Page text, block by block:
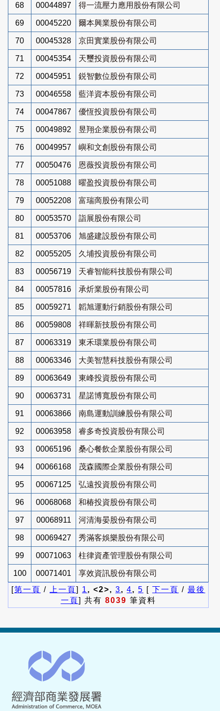
68 00044897 得一流壓力應用股份有限公司
69 00045220 爾本興業股份有限公司
70 00045328 京田實業股份有限公司
71 00045354 天璽投資股份有限公司
72 00045951 鋭智數位股份有限公司
73 00046558 藍洋資本股份有限公司
74 00047867 優恆投資股份有限公司
75 00049892 昱翔企業股份有限公司
76 00049957 嶼和文創股份有限公司
77 00050476 恩薇投資股份有限公司
78 00051088 曜盈投資股份有限公司
79 00052208 富瑞啇股份有限公司
80 00053570 詣展股份有限公司
81 00053706 旭盛建設股份有限公司
82 00055205 久埔投資股份有限公司
83 00056719 天睿智能科技股份有限公司
84 00057816 承炘業股份有限公司
85 00059271 韜旭運動行銷股份有限公司
86 00059808 祥暉新技股份有限公司
87 00063319 東禾環業股份有限公司
88 00063346 大美智慧科技股份有限公司
89 00063649 東峰投資股份有限公司
90 00063731 星諾博寬股份有限公司
91 00063866 南島運動訓練股份有限公司
92 00063958 睿多奇投資股份有限公司
93 00065196 桑心餐飲企業股份有限公司
94 00066168 茂森國際企業股份有限公司
95 00067125 弘遠投資股份有限公司
96 00068068 和椿投資股份有限公司
97 00068911 河清海晏股份有限公司
98 00069427 秀滿客娛樂股份有限公司
99 00071063 柱律資產管理股份有限公司
100 00071401
享效資訊股份有限公司
[第一頁 / 上一頁] 1 , <2>, 3, 4, 5 [ 下一頁 / 最後
一頁] 共有 8039 筆資料